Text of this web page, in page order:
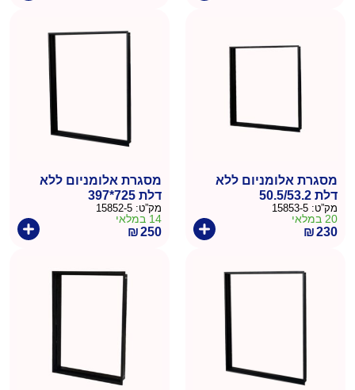
מסגרת אלומניום ללא
דלת 50.5/53.2
מק”ט: 15853-5
20 במלאי
₪230
מסגרת אלומניום ללא
דלת 725*397
מק”ט: 15852-5
14 במלאי
₪250